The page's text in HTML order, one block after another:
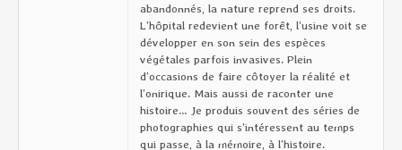
abandonnés, la nature reprend ses droits.
L’hôpital redevient une forêt, l’usine voit se
développer en son sein des espèces
végétales parfois invasives. Plein
d’occasions de faire côtoyer la réalité et
l’onirique. Mais aussi de raconter une
histoire… Je produis souvent des séries de
photographies qui s’intéressent au temps
qui passe, à la mémoire, à l’histoire.